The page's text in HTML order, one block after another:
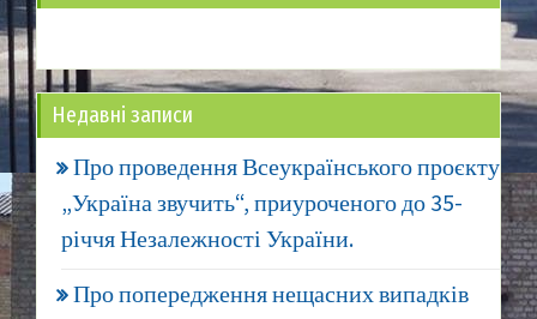
Недавні записи
Про проведення Всеукраїнського проєкту
„Україна звучить“, приуроченого до 35-
річчя Незалежності України.
Про попередження нещасних випадків